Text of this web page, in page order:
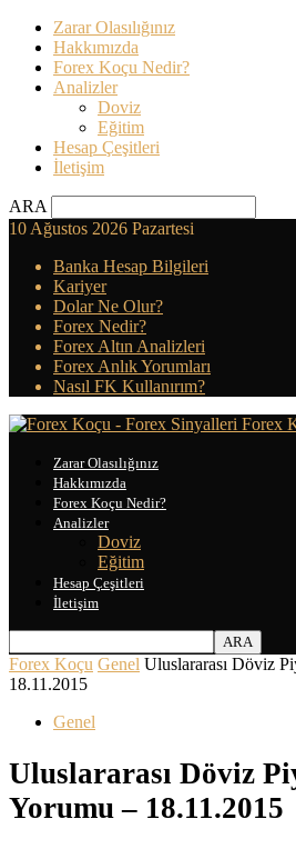
Zarar Olasılığınız
Hakkımızda
Forex Koçu Nedir?
Analizler
Doviz
Eğitim
Hesap Çeşitleri
İletişim
ARA
10 Ağustos 2026 Pazartesi
Banka Hesap Bilgileri
Kariyer
Dolar Ne Olur?
Forex Nedir?
Forex Altın Analizleri
Forex Anlık Yorumları
Nasıl FK Kullanırım?
Forex
Zarar Olasılığınız
Hakkımızda
Forex Koçu Nedir?
Analizler
Doviz
Eğitim
Hesap Çeşitleri
İletişim
Forex Koçu Genel Uluslararası Döviz
18.11.2015
Genel
Uluslararası Döviz
Yorumu – 18.11.2015